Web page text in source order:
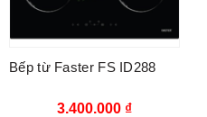
Bếp từ Faster FS ID288
3.400.000 ₫